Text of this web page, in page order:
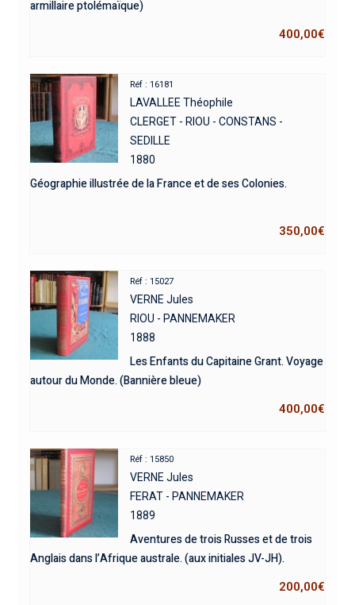
armillaire ptolémaïque)
400,00€
Réf : 16181
LAVALLEE Théophile
CLERGET - RIOU - CONSTANS -
SEDILLE
1880
Géographie illustrée de la France et de ses Colonies.
350,00€
Réf : 15027
VERNE Jules
RIOU - PANNEMAKER
1888
Les Enfants du Capitaine Grant. Voyage
autour du Monde. (Bannière bleue)
400,00€
Réf : 15850
VERNE Jules
FERAT - PANNEMAKER
1889
Aventures de trois Russes et de trois
Anglais dans l’Afrique australe. (aux initiales JV-JH).
200,00€